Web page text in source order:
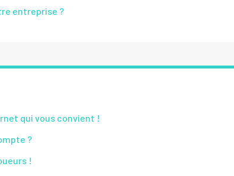
entreprise ?
qui vous convient !
?
!